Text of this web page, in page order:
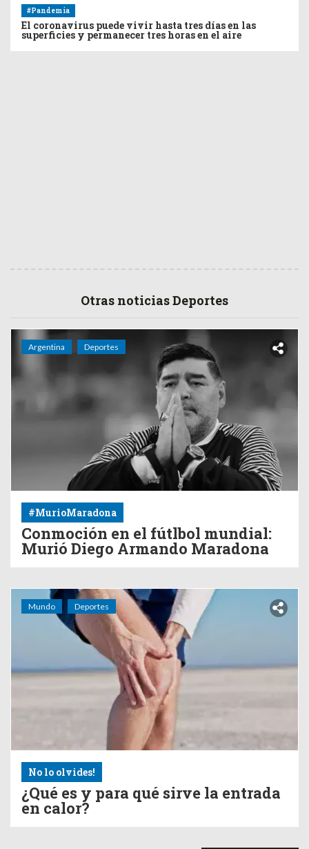
#Pandemia
El coronavirus puede vivir hasta tres días en las
superficies y permanecer tres horas en el aire
Otras noticias Deportes
Argentina Deportes
#MurioMaradona
Conmoción en el fútlbol mundial:
Murió Diego Armando Maradona
Mundo Deportes
No lo olvides!
¿Qué es y para qué sirve la entrada
en calor?